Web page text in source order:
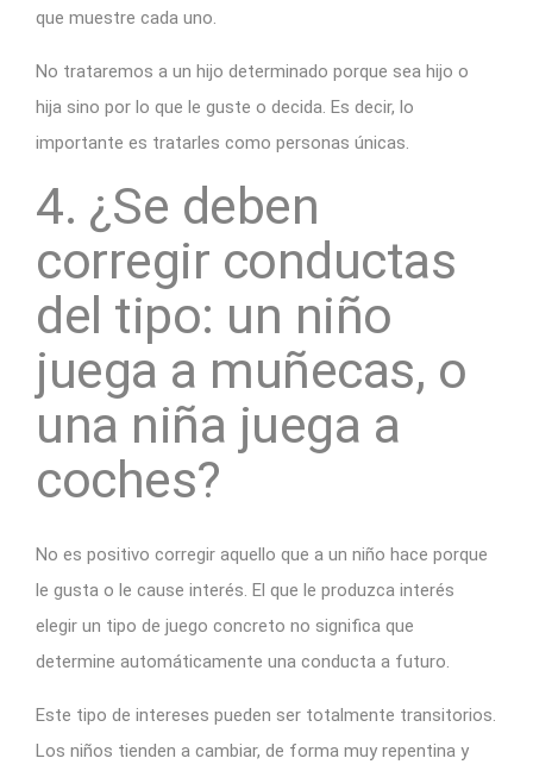
que muestre cada uno.
No trataremos a un hijo determinado porque sea hijo o
hija sino por lo que le guste o decida. Es decir, lo
importante es tratarles como personas únicas.
4. ¿Se deben
corregir conductas
del tipo: un niño
juega a muñecas, o
una niña juega a
coches?
No es positivo corregir aquello que a un niño hace porque
le gusta o le cause interés. El que le produzca interés
elegir un tipo de juego concreto no significa que
determine automáticamente una conducta a futuro.
Este tipo de intereses pueden ser totalmente transitorios.
Los niños tienden a cambiar, de forma muy repentina y